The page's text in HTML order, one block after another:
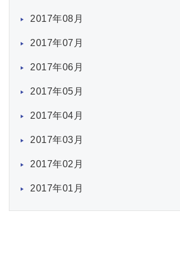
2017年08月
2017年07月
2017年06月
2017年05月
2017年04月
2017年03月
2017年02月
2017年01月